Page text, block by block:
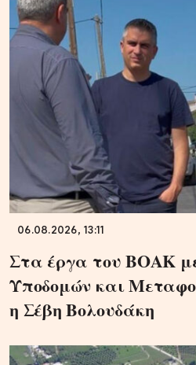
06.08.2026, 13:11
Στα έργα του ΒΟΑΚ
Υποδομών και
η Σέβη Βολουδάκη